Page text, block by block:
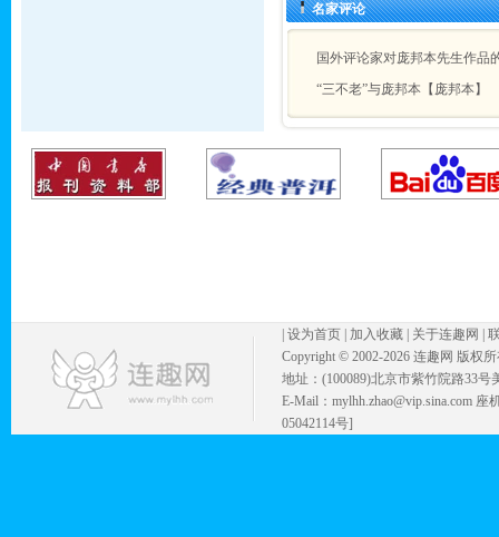
名家评论
国外评论家对庞邦本先生作品
“三不老”与庞邦本【庞邦本】
设为首页 加入收藏 关于连趣网
Copyright © 2002-2026 连趣网 版权
地址：(100089)北京市紫竹院路33号
E-Mail：mylhh.zhao@vip.sina.com
05042114号]